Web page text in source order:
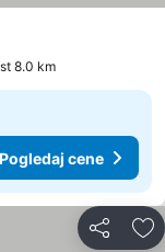
8.0 km
Pogledaj cene
Deli